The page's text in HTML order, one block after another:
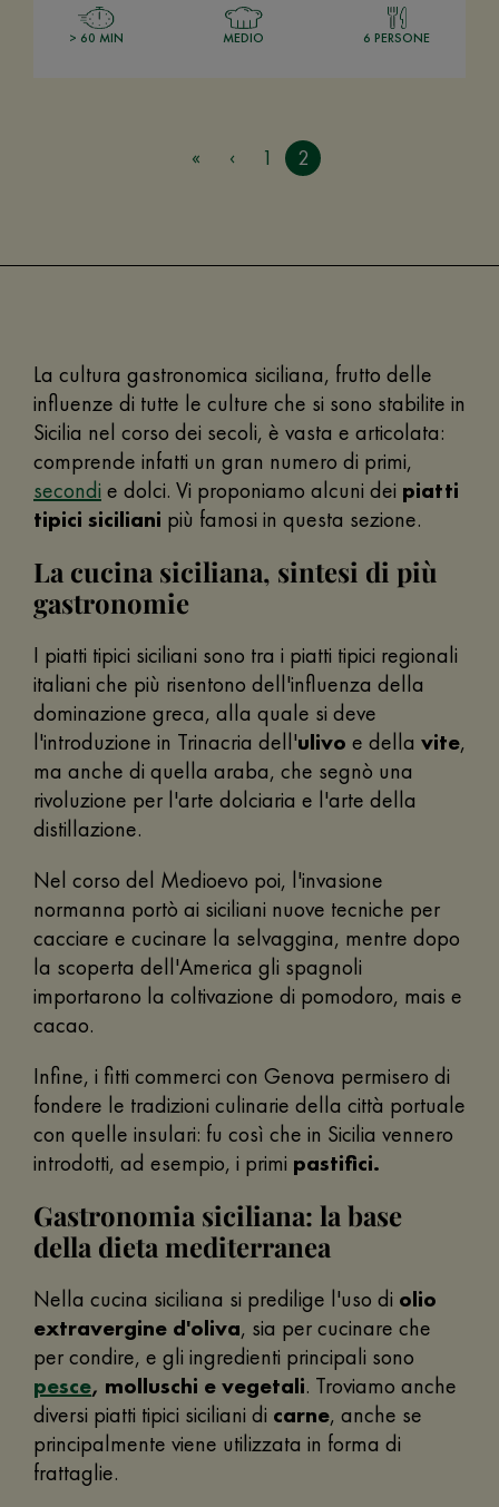
> 60 MIN MEDIO 6 PERSONE
1 2
La cultura gastronomica siciliana, frutto delle
influenze di tutte le culture che si sono stabilite in
Sicilia nel corso dei secoli, è vasta e articolata:
comprende infatti un gran numero di primi,
secondi e dolci. Vi proponiamo alcuni dei piatti
tipici siciliani più famosi in questa sezione.
La cucina siciliana, sintesi di più
gastronomie
I piatti tipici siciliani sono tra i piatti tipici regionali
italiani che più risentono dell'influenza della
dominazione greca, alla quale si deve
l'introduzione in Trinacria dell'ulivo e della vite,
ma anche di quella araba, che segnò una
rivoluzione per l'arte dolciaria e l'arte della
distillazione.
Nel corso del Medioevo poi, l'invasione
normanna portò ai siciliani nuove tecniche per
cacciare e cucinare la selvaggina, mentre dopo
la scoperta dell'America gli spagnoli
importarono la coltivazione di pomodoro, mais e
cacao.
Infine, i fitti commerci con Genova permisero di
fondere le tradizioni culinarie della città portuale
con quelle insulari: fu così che in Sicilia vennero
introdotti, ad esempio, i primi pastifici.
Gastronomia siciliana: la base
della dieta mediterranea
Nella cucina siciliana si predilige l'uso di olio
extravergine d'oliva, sia per cucinare che
per condire, e gli ingredienti principali sono
pesce, molluschi e vegetali. Troviamo anche
diversi piatti tipici siciliani di carne, anche se
principalmente viene utilizzata in forma di
frattaglie.